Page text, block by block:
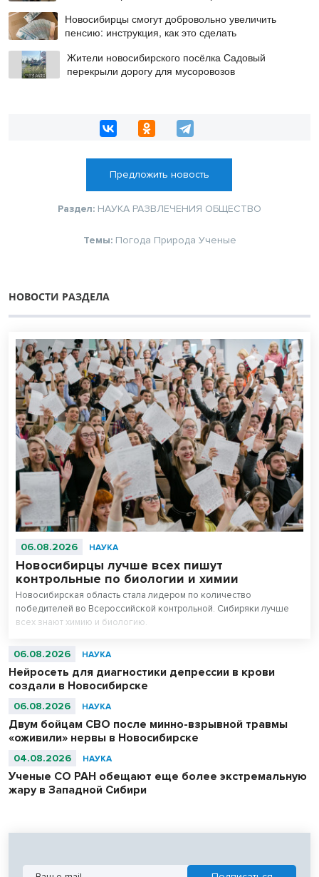
Новосибирцы смогут добровольно увеличить
пенсию: инструкция, как это сделать
Жители новосибирского посёлка Садовый
перекрыли дорогу для мусоровозов
Предложить новость
Раздел: НАУКА РАЗВЛЕЧЕНИЯ ОБЩЕСТВО
Темы: Погода Природа Ученые
НОВОСТИ РАЗДЕЛА
06.08.2026 НАУКА
Новосибирцы лучше всех пишут
контрольные по биологии и химии
Новосибирская область стала лидером по количество
победителей во Всероссийской контрольной. Сибиряки лучше
всех знают химию и биологию.
06.08.2026 НАУКА
Нейросеть для диагностики депрессии в крови
создали в Новосибирске
06.08.2026 НАУКА
Двум бойцам СВО после минно-взрывной травмы
«оживили» нервы в Новосибирске
04.08.2026 НАУКА
Ученые СО РАН обещают еще более экстремальную
жару в Западной Сибири